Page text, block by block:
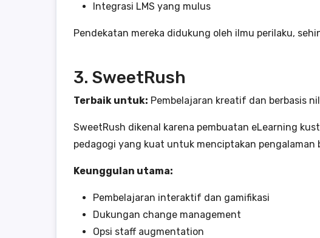
Integrasi LMS yang mulus
Pendekatan mereka didukung oleh ilmu perilaku,
3. SweetRush
Terbaik untuk: Pembelajaran kreatif dan berbasis
SweetRush dikenal karena pembuatan eLearning
pedagogi yang kuat untuk menciptakan pengalaman
Keunggulan utama:
Pembelajaran interaktif dan gamifikasi
Dukungan change management
Opsi staff augmentation